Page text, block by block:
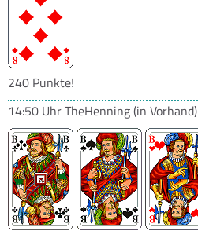
240 Punkte!
14:50 UhrTheHenning(in Vorhand)